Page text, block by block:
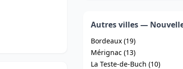
Autres villes —
Bordeaux (19)
Mérignac (13)
La Teste-de-Buch (10)